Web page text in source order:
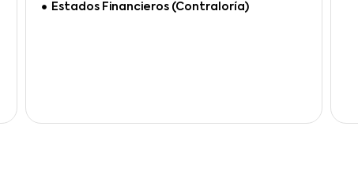
Estados Financieros (Contraloría)